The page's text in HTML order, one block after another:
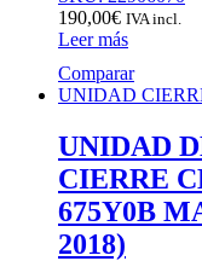
190,00€ IVA incl.
Leer más
Comparar
UNIDAD
UNIDAD
CIERRE
675Y0B
2018)